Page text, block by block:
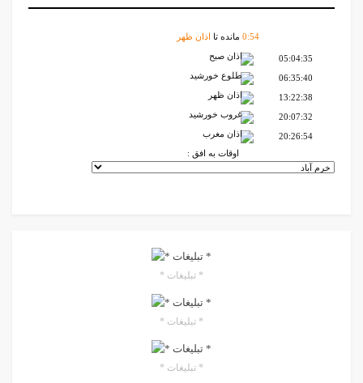
0:54 مانده تا اذان ظهر
05:04:35 اذان صبح
06:35:40 طلوع خورشید
13:22:38 اذان ظهر
20:07:32 غروب خورشید
20:26:54 اذان مغرب
اوقات به افق :
* تبلیغات *
* تبلیغات *
* تبلیغات *